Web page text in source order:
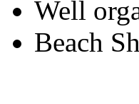
Well
Beach